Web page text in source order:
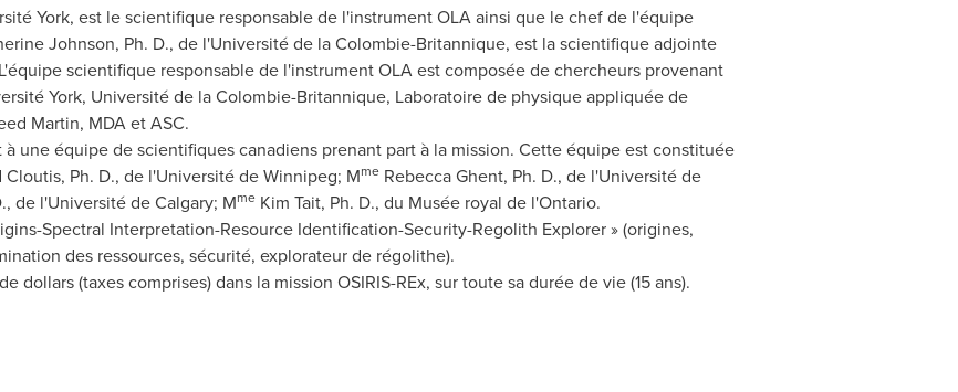
York, est le scientifique responsable de l'instrument OLA ainsi que le chef de l'équipe
Johnson, Ph. D., de l'Université de la Colombie-Britannique, est la scientifique adjointe
scientifique responsable de l'instrument OLA est composée de chercheurs provenant
York, Université de la Colombie-Britannique, Laboratoire de physique appliquée de
Martin, MDA et ASC.
à une équipe de scientifiques canadiens prenant part à la mission. Cette équipe est constituée
Cloutis, Ph. D., de l'Université deWinnipeg; Mme Rebecca Ghent, Ph. D., de l'Université de
de l'Université deCalgary; Mme Kim Tait, Ph. D., du Musée royal de l'Ontario.
Spectral Interpretation-Resource Identification-Security-Regolith Explorer » (origines,
des ressources, sécurité, explorateur de régolithe).
dollars (taxes comprises) dans la mission OSIRIS-REx, sur toute sa durée de vie (15 ans).